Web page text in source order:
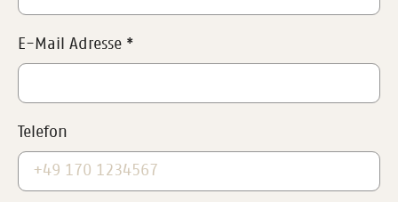
E-Mail Adresse *
Telefon